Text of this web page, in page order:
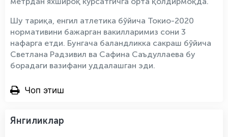
Шу тариқа, енгил атлетика бўйича Токио-2020
нормативини бажарган вакилларимиз сони 3
нафарга етди. Бунгача баландликка сакраш бўйича
Светлана Радзивил ва Сафина Саъдуллаева бу
борадаги вазифани уддалашган эди.
Чоп этиш
Янгиликлар